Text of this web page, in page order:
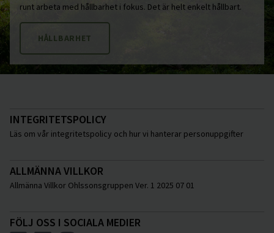
runt arbeta med hållbarhet i fokus. Det är helt enkelt hållbart.
HÅLLBARHET
INTEGRITETSPOLICY
Läs om vår integritetspolicy och hur vi hanterar personuppgifter
ALLMÄNNA VILLKOR
Allmänna Villkor Ohlssonsgruppen Ver. 1 2025 07 01
FÖLJ OSS I SOCIALA MEDIER